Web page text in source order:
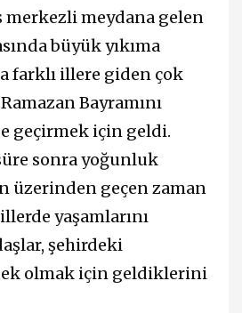
merkezli meydana gelen
büyük yıkıma
farklı illere giden çok
Bayramını
geçirmek için geldi.
sonra yoğunluk
üzerinden geçen zaman
yaşamlarını
şehirdeki
olmak için geldiklerini